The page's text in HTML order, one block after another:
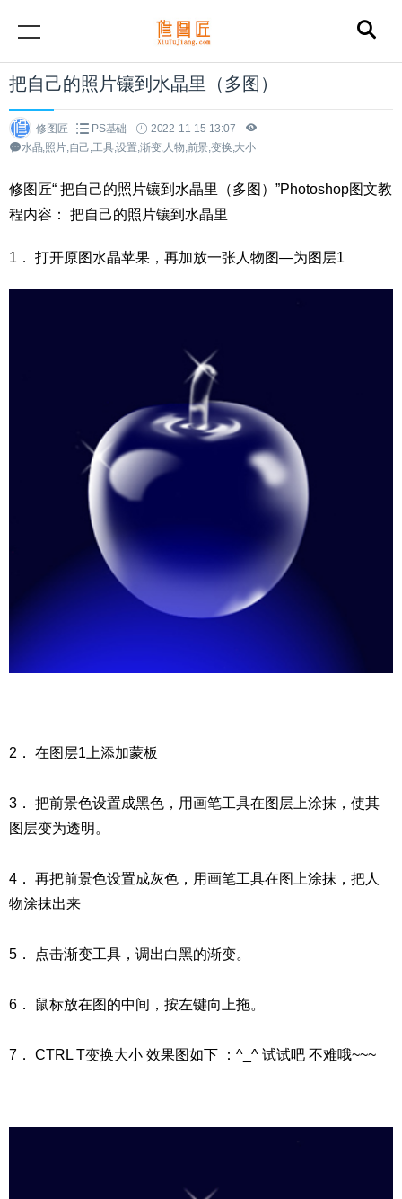
把自己的照片镶到水晶里（多图）
修图匠 PS基础
2022-11-15 13:07
水晶,照片,自己,工具,设置,渐变,人物,前景,变换,大小
修图匠“ 把自己的照片镶到水晶里（多图）”Photoshop图文教
程内容： 把自己的照片镶到水晶里
1． 打开原图水晶苹果，再加放一张人物图—为图层1
2． 在图层1上添加蒙板
3． 把前景色设置成黑色，用画笔工具在图层上涂抹，使其
图层变为透明。
4． 再把前景色设置成灰色，用画笔工具在图上涂抹，把人
物涂抹出来
5． 点击渐变工具，调出白黑的渐变。
6． 鼠标放在图的中间，按左键向上拖。
7． CTRL T变换大小 效果图如下 ：^_^ 试试吧 不难哦~~~